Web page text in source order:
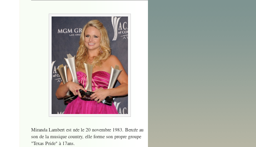
Miranda Lambert est née le 20 novembre 1983. Bercée au
son de la musique country, elle forme son propre groupe
"Texas Pride" à 17ans.